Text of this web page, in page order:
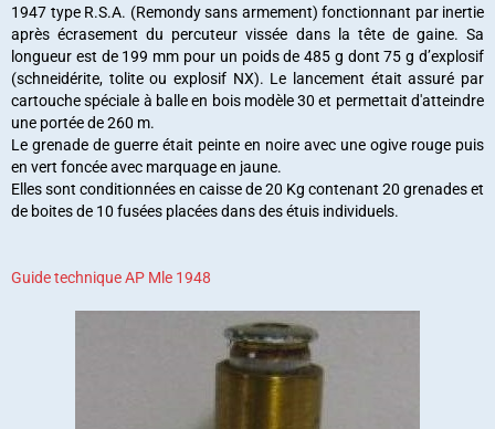
1947 type R.S.A. (Remondy sans armement) fonctionnant par inertie
après écrasement du percuteur vissée dans la tête de gaine. Sa
longueur est de 199 mm pour un poids de 485 g dont 75 g d’explosif
(schneidérite, tolite ou explosif NX). Le lancement était assuré par
cartouche spéciale à balle en bois modèle 30 et permettait d'atteindre
une portée de 260 m.
Le grenade de guerre était peinte en noire avec une ogive rouge puis
en vert foncée avec marquage en jaune.
Elles sont conditionnées en caisse de 20 Kg contenant 20 grenades et
de boites de 10 fusées placées dans des étuis individuels.
Guide technique AP Mle 1948